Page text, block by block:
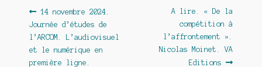
Navigation
de
l’article
Article
précédent :
14 novembre 2024.
Journée d’études de
l’ARCOM. L’audiovisuel
et le numérique en
première ligne.
Article
suivant :
A lire. « De la
compétition à
l’affrontement ».
Nicolas Moinet. VA
Editions